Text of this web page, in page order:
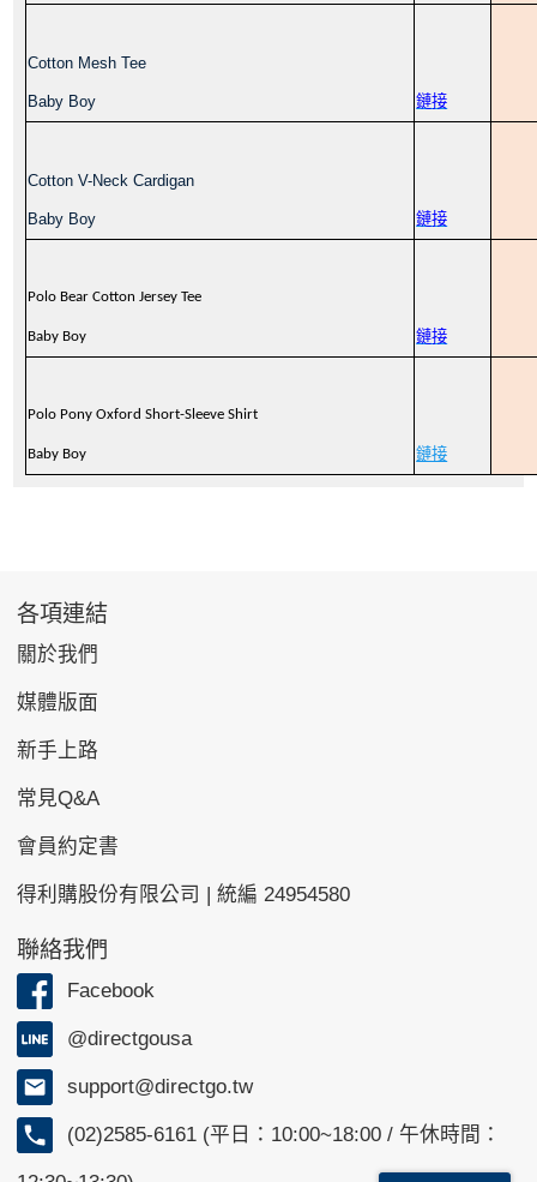
Cotton Mesh Tee
Baby Boy 鏈接
Cotton V-Neck Cardigan
Baby Boy 鏈接
Polo Bear Cotton Jersey Tee
Baby Boy 鏈接
Polo Pony Oxford Short-Sleeve Shirt
Baby Boy 鏈接
各項連結
關於我們
媒體版面
新手上路
常見Q&A
會員約定書
得利購股份有限公司 | 統編 24954580
聯絡我們
Facebook
@directgousa
support@directgo.tw
(02)2585-6161 (平日：10:00~18:00 / 午休時間：